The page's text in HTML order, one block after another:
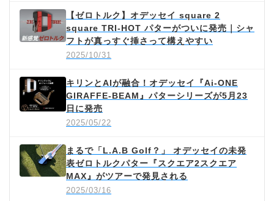
【ゼロトルク】オデッセイ square 2
square TRI-HOT パターがついに発売｜シャ
フトが真っすぐ挿さって構えやすい
2025/10/31
キリンとAIが融合！オデッセイ『Ai-ONE
GIRAFFE-BEAM』パターシリーズが5月23
日に発売
2025/05/22
まるで「L.A.B Golf？」 オデッセイの未発
表ゼロトルクパター『スクエア2スクエア
MAX』がツアーで発見される
2025/03/16